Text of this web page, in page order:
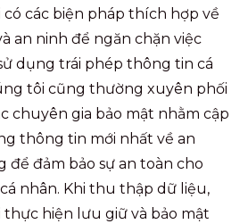
các biện pháp thích hợp về
an ninh để ngăn chặn việc
dụng trái phép thông tin cá
tôi cũng thường xuyên phối
chuyên gia bảo mật nhằm cập
thông tin mới nhất về an
để đảm bảo sự an toàn cho
nhân. Khi thu thập dữ liệu,
hiện lưu giữ và bảo mật